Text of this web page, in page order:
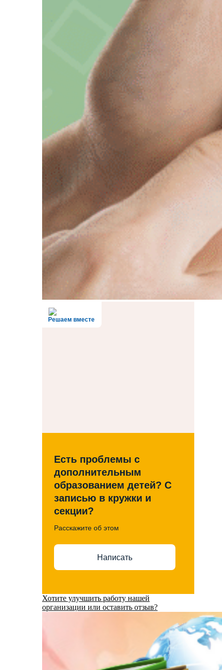
Решаем вместе
Есть проблемы с
дополнительным
образованием детей? С
записью в кружки и
секции?
Расскажите об этом
Написать
Хотите улучшить работу нашей
организации или оставить отзыв?